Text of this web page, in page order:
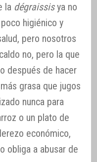
la dégraissisya no
higiénico y
pero nosotros
no, pero la que
después de hacer
grasa que jugos
nunca para
o un plato de
económico,
obliga a abusar de